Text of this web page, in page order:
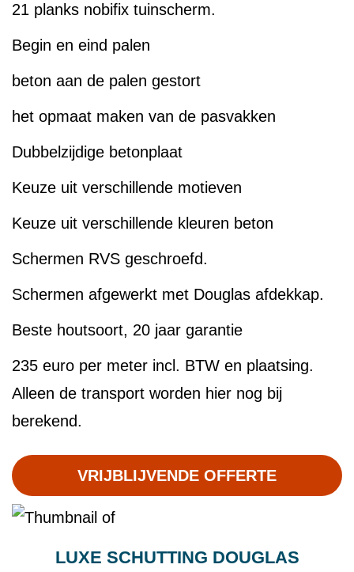
21 planks nobifix tuinscherm.
Begin en eind palen
beton aan de palen gestort
het opmaat maken van de pasvakken
Dubbelzijdige betonplaat
Keuze uit verschillende motieven
Keuze uit verschillende kleuren beton
Schermen RVS geschroefd.
Schermen afgewerkt met Douglas afdekkap.
Beste houtsoort, 20 jaar garantie
235 euro per meter incl. BTW en plaatsing.
Alleen de transport worden hier nog bij
berekend.
VRIJBLIJVENDE OFFERTE
LUXE SCHUTTING DOUGLAS